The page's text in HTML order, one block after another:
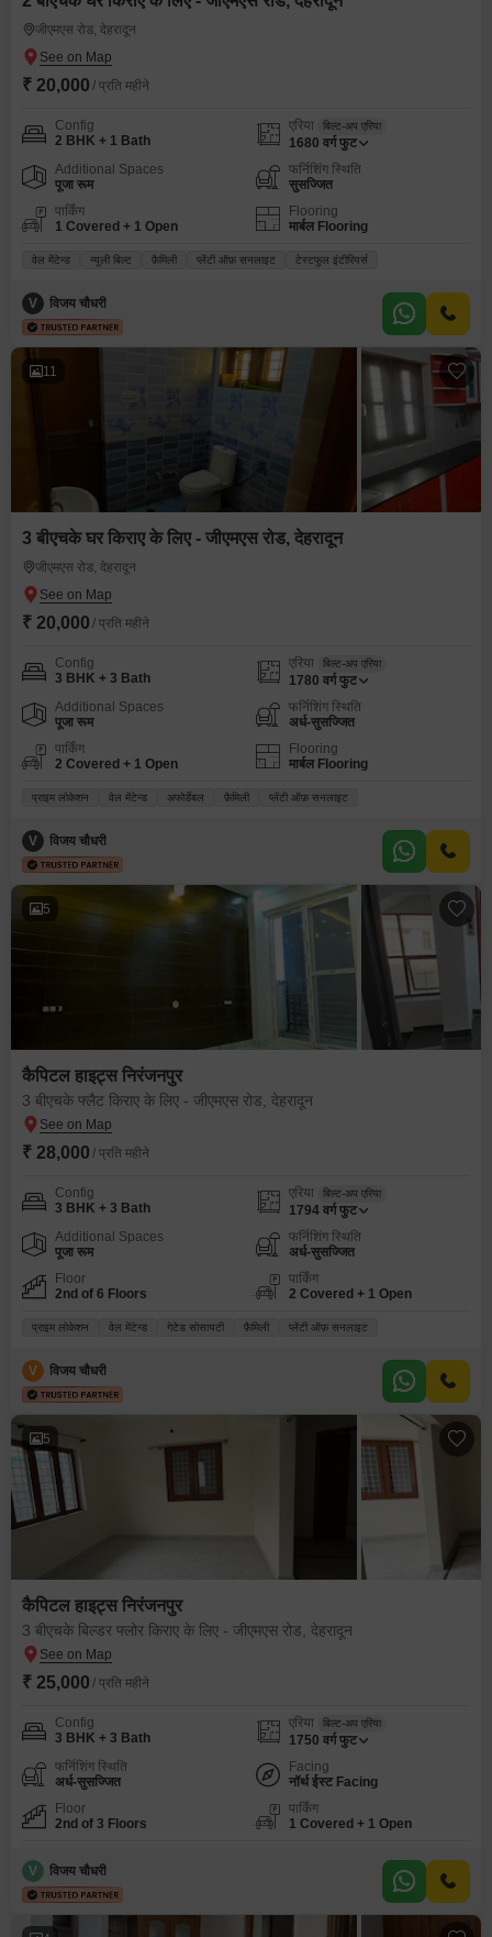
जीएमएस रोड, देहरादून
₹ 20,000 / प्रति महीने
Config
2 BHK + 1 Bath
एरिया बिल्ट-अप एरिया
1680 वर्ग फुट
Additional Spaces
पूजा रूम
फर्निशिंग स्थिति
सुसज्जित
पार्किंग
1 Covered + 1 Open
Flooring
मार्बल Flooring
वेल मेंटेन्ड न्यूली बिल्ट फ़ैमिली प्लेंटी ऑफ़ सनलाइट टेस्टफुल इंटीरियर्स
V विजय चौधरी
11
3 बीएचके घर किराए के लिए - जीएमएस रोड, देहरादून
जीएमएस रोड, देहरादून
₹ 20,000 / प्रति महीने
Config
3 BHK + 3 Bath
एरिया बिल्ट-अप एरिया
1780 वर्ग फुट
Additional Spaces
पूजा रूम
फर्निशिंग स्थिति
अर्ध-सुसज्जित
पार्किंग
2 Covered + 1 Open
Flooring
मार्बल Flooring
प्राइम लोकेशन वेल मेंटेन्ड अफोर्डेबल फ़ैमिली प्लेंटी ऑफ़ सनलाइट
V विजय चौधरी
5
कैपिटल हाइट्स निरंजनपुर
3 बीएचके फ्लैट किराए के लिए - जीएमएस रोड, देहरादून
₹ 28,000 / प्रति महीने
Config
3 BHK + 3 Bath
एरिया बिल्ट-अप एरिया
1794 वर्ग फुट
Additional Spaces
पूजा रूम
फर्निशिंग स्थिति
अर्ध-सुसज्जित
Floor
2nd of 6 Floors
पार्किंग
2 Covered + 1 Open
प्राइम लोकेशन वेल मेंटेन्ड गेटेड सोसायटी फ़ैमिली प्लेंटी ऑफ़ सनलाइट
V विजय चौधरी
5
कैपिटल हाइट्स निरंजनपुर
3 बीएचके बिल्डर फ्लोर किराए के लिए - जीएमएस रोड, देहरादून
₹ 25,000 / प्रति महीने
Config
3 BHK + 3 Bath
एरिया बिल्ट-अप एरिया
1750 वर्ग फुट
फर्निशिंग स्थिति
अर्ध-सुसज्जित
Facing
नॉर्थ ईस्ट Facing
Floor
2nd of 3 Floors
पार्किंग
1 Covered + 1 Open
V विजय चौधरी